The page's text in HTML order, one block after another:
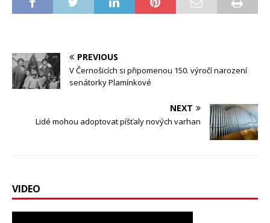
PREVIOUS
V Černošicích si připomenou 150. výročí narození
senátorky Plamínkové
NEXT
Lidé mohou adoptovat píšťaly nových varhan
VIDEO